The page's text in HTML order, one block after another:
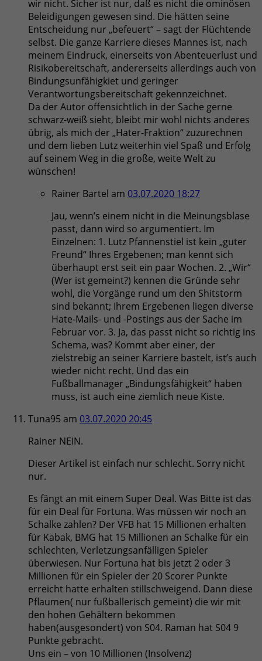
wir nicht. Sicher ist nur, daß es nicht die ominösen
Beleidigungen gewesen sind. Die hätten seine
Entscheidung nur „befeuert“ – sagt der Flüchtende
selbst. Die ganze Karriere dieses Mannes ist, nach
meinem Eindruck, einerseits von Abenteuerlust und
Risikobereitschaft, andererseits allerdings auch von
Bindungsunfähigkiet und geringer
Verantwortungsbereitschaft gekennzeichnet.
Da der Autor offensichtlich in der Sache gerne
schwarz-weiß sieht, bleibt mir wohl nichts anderes
übrig, als mich der „Hater-Fraktion“ zuzurechnen
und dem lieben Lutz weiterhin viel Spaß und Erfolg
auf seinem Weg in die große, weite Welt zu
wünschen!
Rainer Bartel am 03.07.2020 18:27
Jau, wenn’s einem nicht in die Meinungsblase
passt, dann wird so argumentiert. Im
Einzelnen: 1. Lutz Pfannenstiel ist kein „guter
Freund“ Ihres Ergebenen; man kennt sich
überhaupt erst seit ein paar Wochen. 2. „Wir“
(Wer ist gemeint?) kennen die Gründe sehr
wohl, die Vorgänge rund um den Shitstorm
sind bekannt; Ihrem Ergebenen liegen diverse
Hate-Mails- und -Postings aus der Sache im
Februar vor. 3. Ja, das passt nicht so richtig ins
Schema, was? Kommt aber einer, der
zielstrebig an seiner Karriere bastelt, ist’s auch
wieder nicht recht. Und das ein
Fußballmanager „Bindungsfähigkeit“ haben
muss, ist auch eine ziemlich neue Kiste.
Tuna95 am 03.07.2020 20:45
Rainer NEIN.
Dieser Artikel ist einfach nur schlecht. Sorry nicht
nur.
Es fängt an mit einem Super Deal. Was Bitte ist das
für ein Deal für Fortuna. Was müssen wir noch an
Schalke zahlen? Der VFB hat 15 Millionen erhalten
für Kabak, BMG hat 15 Millionen an Schalke für ein
schlechten, Verletzungsanfälligen Spieler
überwiesen. Nur Fortuna hat bis jetzt 2 oder 3
Millionen für ein Spieler der 20 Scorer Punkte
erreicht hatte erhalten stillschweigend. Dann diese
Pflaumen( nur fußballerisch gemeint) die wir mit
den hohen Gehältern bekommen
haben(ausgesondert) von S04. Raman hat S04 9
Punkte gebracht.
Uns ein – von 10 Millionen (Insolvenz)